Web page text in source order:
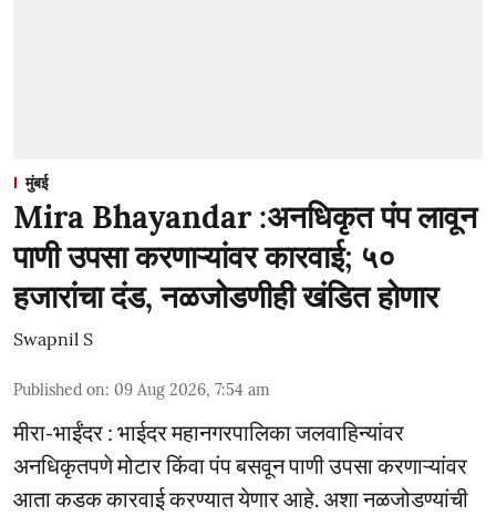
मुंबई
Mira Bhayandar :अनधिकृत पंप लावून
पाणी उपसा करणाऱ्यांवर कारवाई; ५०
हजारांचा दंड, नळजोडणीही खंडित होणार
Swapnil S
Published on: 09 Aug 2026, 7:54 am
मीरा-भाईंदर : भाईदर महानगरपालिका जलवाहिन्यांवर
अनधिकृतपणे मोटार किंवा पंप बसवून पाणी उपसा करणाऱ्यांवर
आता कडक कारवाई करण्यात येणार आहे. अशा नळजोडण्यांची